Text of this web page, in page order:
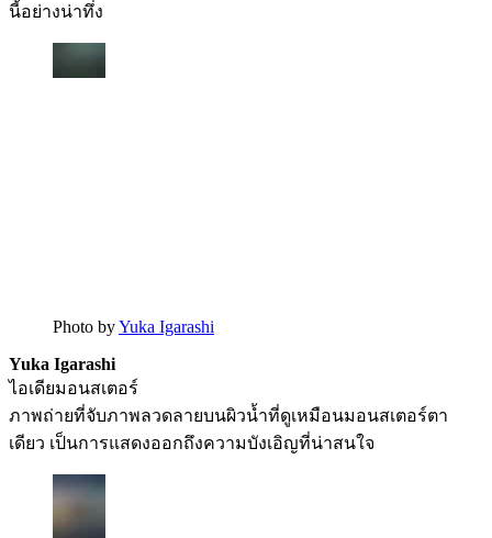
นี้อย่างน่าทึ่ง
Photo byYuka Igarashi
Yuka Igarashi
ไอเดียมอนสเตอร์
ภาพถ่ายที่จับภาพลวดลายบนผิวน้ำที่ดูเหมือนมอนสเตอร์ตา
เดียว เป็นการแสดงออกถึงความบังเอิญที่น่าสนใจ